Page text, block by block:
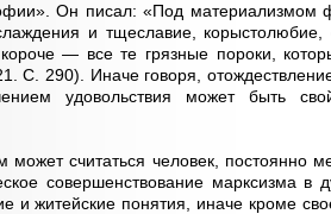
Он писал: «Под материализмом
и тщеславие, корыстолюбие,
— все те грязные пороки,
С. 290). Иначе говоря,
удовольствия может быть
может считаться человек,
совершенствование марксизма
и житейские понятия, иначе кроме